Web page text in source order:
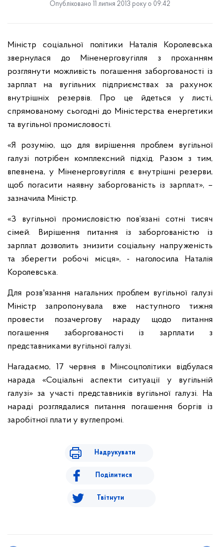
Опубліковано 11 липня 2013 року о 09:42
Міністр соціальної політики Наталія Королевська
звернулася до Міненерговугілля з проханням
розглянути можливість погашення заборгованості із
зарплат на вугільних підприємствах за рахунок
внутрішніх резервів. Про це йдеться у листі,
спрямованому сьогодні до Міністерства енергетики
та вугільної промисловості.
«Я розумію, що для вирішення проблем вугільної
галузі потрібен комплексний підхід. Разом з тим,
впевнена, у Міненерговугілля є внутрішні резерви,
щоб погасити наявну заборгованість із зарплат», –
зазначила Міністр.
«З вугільної промисловістю пов’язані сотні тисяч
сімей. Вирішення питання із заборгованістю із
зарплат дозволить знизити соціальну напруженість
та зберегти робочі місця», - наголосила Наталія
Королевська.
Для розв'язання нагальних проблем вугільної галузі
Міністр запропонувала вже наступного тижня
провести позачергову нараду щодо питання
погашення заборгованості із зарплати з
представниками вугільної галузі.
Нагадаємо, 17 червня в Мінсоцполітики відбулася
нарада «Соціальні аспекти ситуації у вугільній
галузі» за участі представників вугільної галузі. На
нараді розглядалися питання погашення боргів із
заробітної плати у вуглепромі.
Надрукувати
Поділитися
Твітнути